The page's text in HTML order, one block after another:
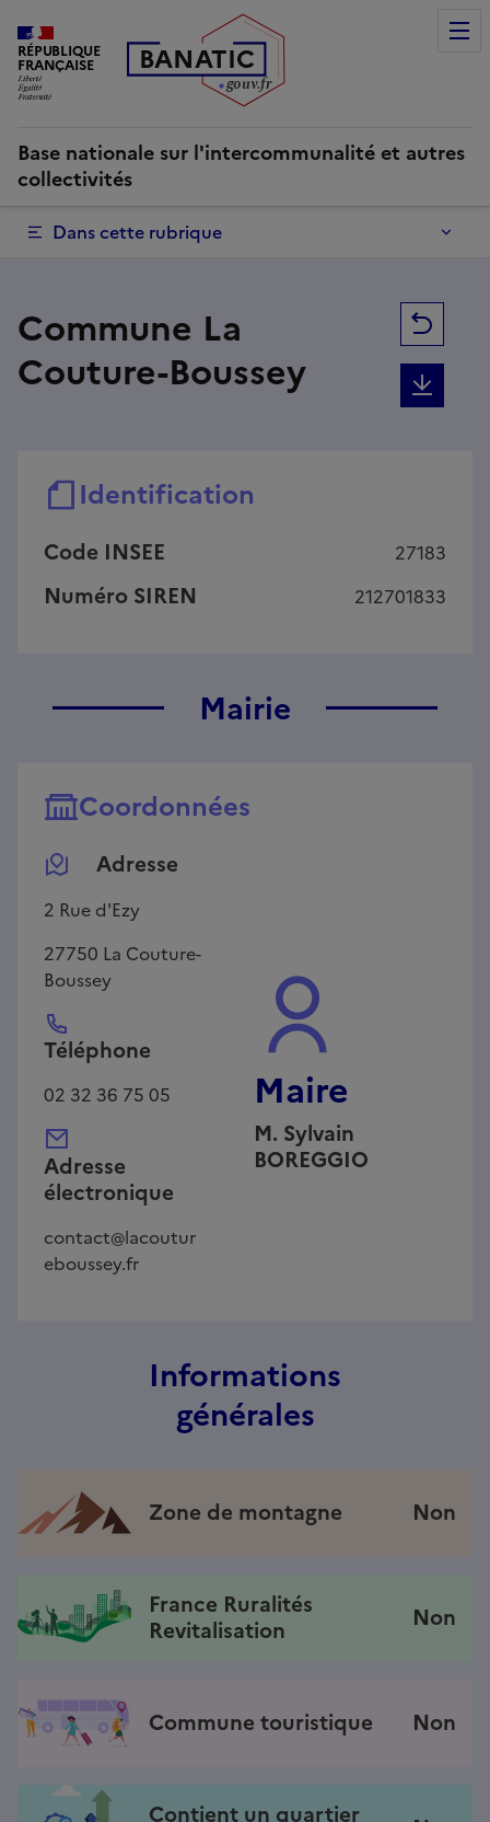
RÉPUBLIQUE
FRANÇAISE BANATIC
gouv.fr
Base nationale sur l'intercommunalité et autres
collectivités
Dans cette rubrique
Commune La
Couture-Boussey
Identification
Code INSEE 27183
Numéro SIREN 212701833
Mairie
Coordonnées
Adresse
2 Rue d'Ezy
27750 La Couture-
Boussey
Téléphone
02 32 36 75 05
Adresse
électronique
contact@lacoutur
eboussey.fr
Maire
M. Sylvain
BOREGGIO
Informations
générales
Zone de montagne Non
France Ruralités
Revitalisation
Non
Commune touristique Non
Contient un quartier
Commune La Couture-Boussey | Base nationale sur